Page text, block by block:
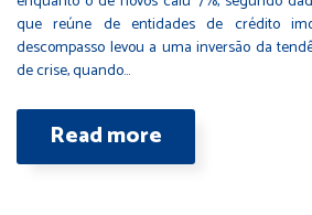
que reúne de entidades de crédito
descompasso levou a uma inversão da
de crise, quando…
Read more